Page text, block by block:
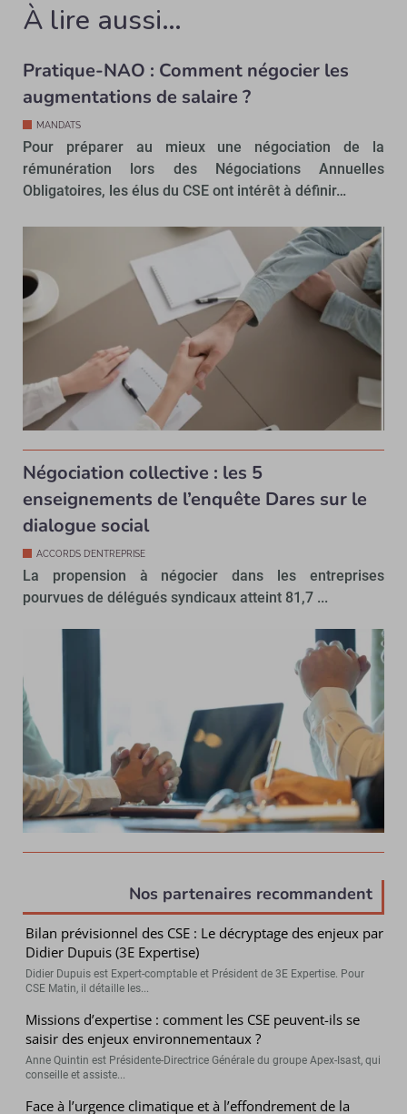
À lire aussi…
Pratique-NAO : Comment négocier les
augmentations de salaire ?
MANDATS
Pour préparer au mieux une négociation de la
rémunération lors des Négociations Annuelles
Obligatoires, les élus du CSE ont intérêt à définir…
Négociation collective : les 5
enseignements de l’enquête Dares sur le
dialogue social
ACCORDS D’ENTREPRISE
La propension à négocier dans les entreprises
pourvues de délégués syndicaux atteint 81,7 ...
Nos partenaires recommandent
Bilan prévisionnel des CSE : Le décryptage des enjeux par
Didier Dupuis (3E Expertise)
Didier Dupuis est Expert-comptable et Président de 3E Expertise. Pour
CSE Matin, il détaille les...
Missions d’expertise : comment les CSE peuvent-ils se
saisir des enjeux environnementaux ?
Anne Quintin est Présidente-Directrice Générale du groupe Apex-Isast, qui
conseille et assiste...
Face à l’urgence climatique et à l’effondrement de la